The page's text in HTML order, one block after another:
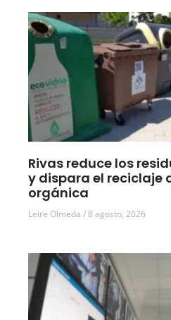
Rivas reduce los
y dispara el reciclaje
orgánica
Leire Olmeda 8 agosto, 2026